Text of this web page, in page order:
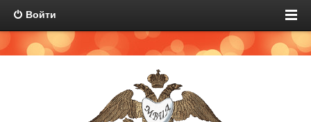
Войти